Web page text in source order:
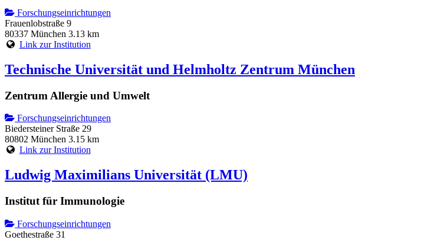
Forschungseinrichtungen
Frauenlobstraße 9
80337 München 3.13 km
Link zur Institution
Technische Universität und Helmholtz Zentrum München
Zentrum Allergie und Umwelt
Forschungseinrichtungen
Biedersteiner Straße 29
80802 München 3.15 km
Link zur Institution
Ludwig Maximilians Universität (LMU)
Institut für Immunologie
Forschungseinrichtungen
Goethestraße 31